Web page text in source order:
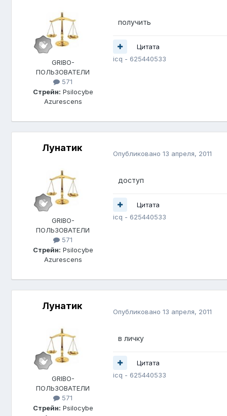
GRIBO-
ПОЛЬЗОВАТЕЛИ
571
Стрейн: Psilocybe
Azurescens
получить
Цитата
icq - 625440533
Лунатик
GRIBO-
ПОЛЬЗОВАТЕЛИ
571
Стрейн: Psilocybe
Azurescens
Опубликовано 13 апреля, 2011
доступ
Цитата
icq - 625440533
Лунатик
GRIBO-
ПОЛЬЗОВАТЕЛИ
571
Стрейн: Psilocybe
Опубликовано 13 апреля, 2011
в личку
Цитата
icq - 625440533